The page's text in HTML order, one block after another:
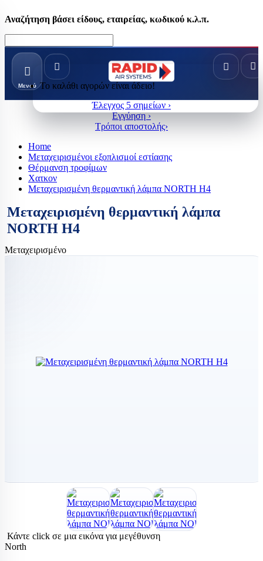
Αναζήτηση βάσει είδους, εταιρείας, κωδικού κ.λ.π.
Μενού Το καλάθι αγορών είναι άδειο!
Έλεγχος 5 σημείων ›
Εγγύηση ›
Τρόποι αποστολής›
Home
Μεταχειρισμένοι εξοπλισμοί εστίασης
Θέρμανση τροφίμων
Χατκον
Μεταχειρισμένη θερμαντική λάμπα NORTH H4
Μεταχειρισμένη θερμαντική λάμπα
NORTH H4
Μεταχειρισμένο
Κάντε click σε μια εικόνα για μεγέθυνση
North